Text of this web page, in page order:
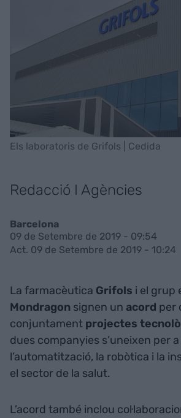
Els laboratoris de Grifols | Cedida
Redacció I Agències
Barcelona
09 de Setembre de 2019 - 09:54
Act. 09 de Setembre de 2019 - 10:24
La farmacèutica Grifols i el grup
Mondragon signen un acord per
conjuntament projectes
dues companyies s’uneixen per
l’automatització, la robòtica i la
el sector de la salut.
L’acord també inclou